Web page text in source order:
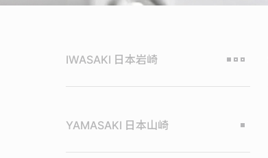
IWASAKI 日本岩崎
YAMASAKI 日本山崎